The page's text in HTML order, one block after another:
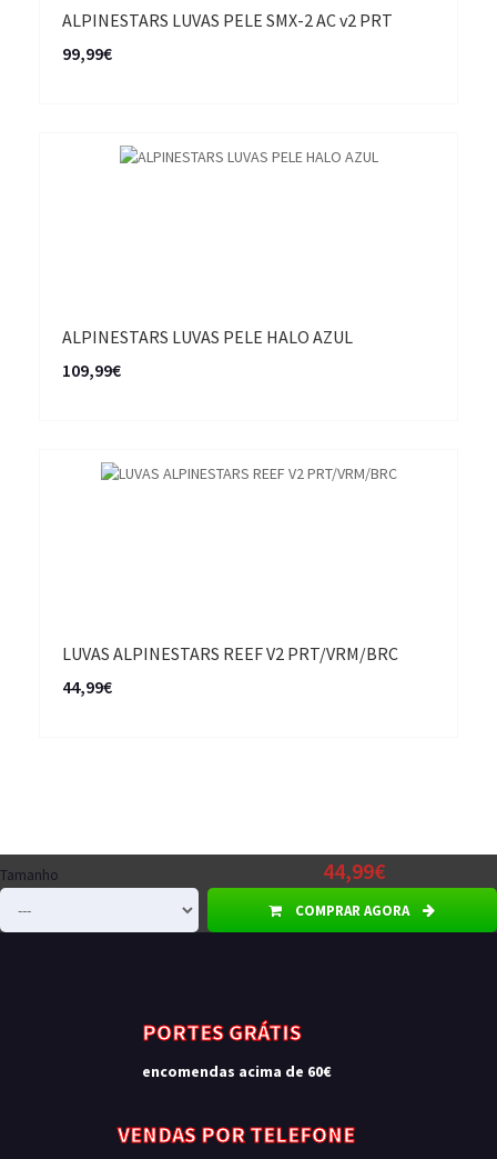
ALPINESTARS LUVAS PELE SMX-2 AC v2 PRT
99,99€
ALPINESTARS LUVAS PELE HALO AZUL
109,99€
LUVAS ALPINESTARS REEF V2 PRT/VRM/BRC
44,99€
Tamanho 44,99€
COMPRAR AGORA
PORTES GRÁTIS
encomendas acima de 60€
VENDAS POR TELEFONE